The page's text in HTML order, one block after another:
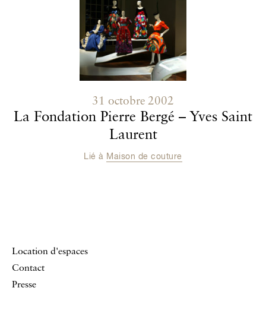
31 octobre 2002
La Fondation Pierre Bergé – Yves Saint
Laurent
Lié à Maison de couture
Location d'espaces
Contact
Presse